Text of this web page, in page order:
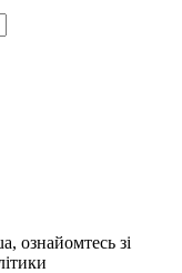
ознайомтесь зі